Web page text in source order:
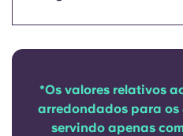
*Os valores relativos
arredondados para os
servindo apenas